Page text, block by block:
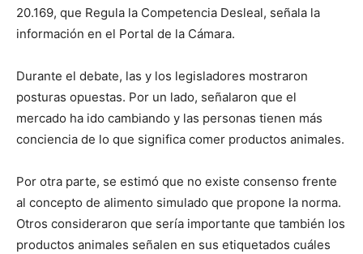
20.169, que Regula la Competencia Desleal, señala la
información en el Portal de la Cámara.
Durante el debate, las y los legisladores mostraron
posturas opuestas. Por un lado, señalaron que el
mercado ha ido cambiando y las personas tienen más
conciencia de lo que significa comer productos animales.
Por otra parte, se estimó que no existe consenso frente
al concepto de alimento simulado que propone la norma.
Otros consideraron que sería importante que también los
productos animales señalen en sus etiquetados cuáles